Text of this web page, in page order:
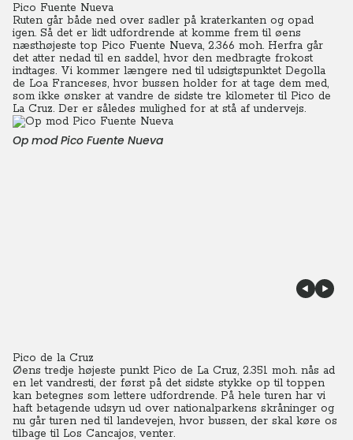
Pico Fuente Nueva
Ruten går både ned over sadler på kraterkanten og opad
igen. Så det er lidt udfordrende at komme frem til øens
næsthøjeste top Pico Fuente Nueva, 2.366 moh. Herfra går
det atter nedad til en saddel, hvor den medbragte frokost
indtages. Vi kommer længere ned til udsigtspunktet Degolla
de Loa Franceses, hvor bussen holder for at tage dem med,
som ikke ønsker at vandre de sidste tre kilometer til Pico de
La Cruz. Der er således mulighed for at stå af undervejs.
Op mod Pico Fuente Nueva
Pico de la Cruz
Øens tredje højeste punkt Pico de La Cruz, 2.351 moh. nås ad
en let vandresti, der først på det sidste stykke op til toppen
kan betegnes som lettere udfordrende. På hele turen har vi
haft betagende udsyn ud over nationalparkens skråninger og
nu går turen ned til landevejen, hvor bussen, der skal køre os
tilbage til Los Cancajos, venter.